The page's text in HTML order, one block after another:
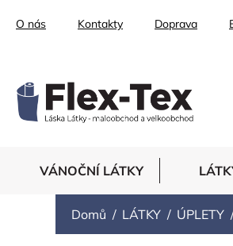
O nás Kontakty Doprava
VÁNOČNÍ LÁTKY
Domů LÁTKY ÚPLETY